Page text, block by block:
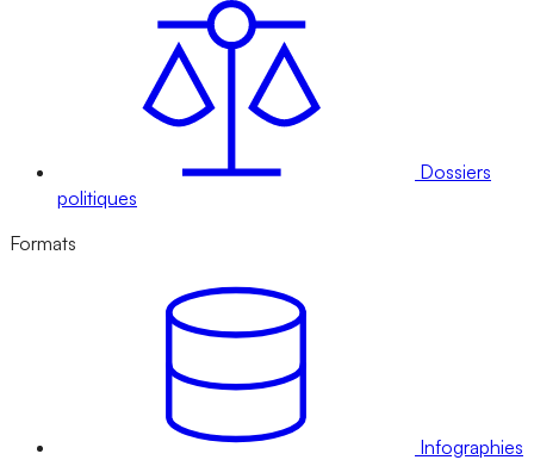
Dossiers
politiques
Formats
Infographies